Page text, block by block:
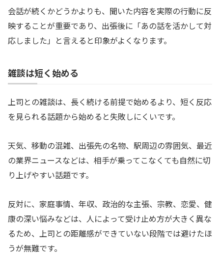
会話が続くかどうかよりも、聞いた内容を実際の行動に反
映することが重要であり、出張後に「あの話を活かして対
応しました」と言えると印象がよくなります。
雑談は短く始める
上司との雑談は、長く続ける前提で始めるより、短く反応
を見られる話題から始めると失敗しにくいです。
天気、移動の混雑、出張先の名物、駅周辺の雰囲気、最近
の業界ニュースなどは、相手が乗ってこなくても自然に切
り上げやすい話題です。
反対に、家庭事情、年収、政治的な主張、宗教、恋愛、健
康の深い悩みなどは、人によって受け止め方が大きく異な
るため、上司との距離感ができていない段階では避けたほ
うが無難です。